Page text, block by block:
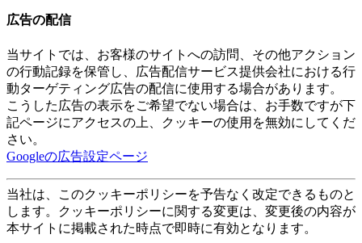
広告の配信
当サイトでは、お客様のサイトへの訪問、その他アクション
の行動記録を保管し、広告配信サービス提供会社における行
動ターゲティング広告の配信に使用する場合があります。
こうした広告の表示をご希望でない場合は、お手数ですが下
記ページにアクセスの上、クッキーの使用を無効にしてくだ
さい。
Googleの広告設定ページ
当社は、このクッキーポリシーを予告なく改定できるものと
します。クッキーポリシーに関する変更は、変更後の内容が
本サイトに掲載された時点で即時に有効となります。